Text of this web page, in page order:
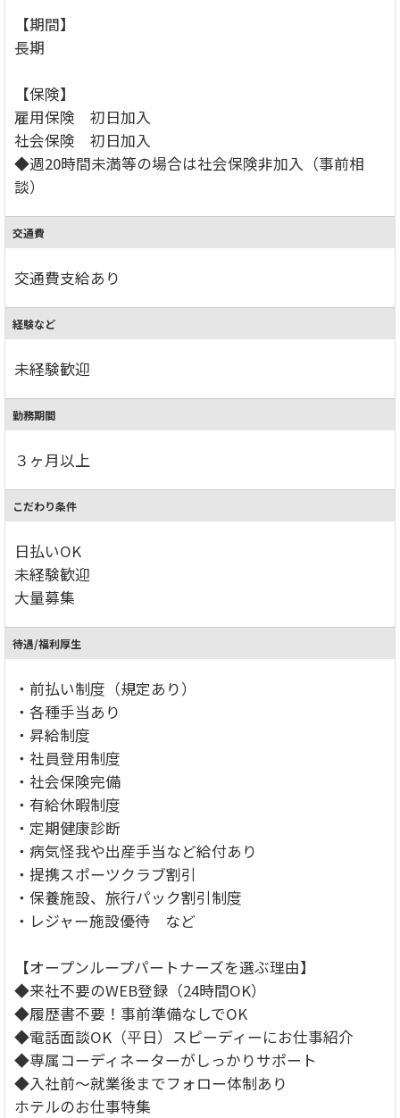
【期間】
長期
【保険】
雇用保険 初日加入
社会保険 初日加入
◆週20時間未満等の場合は社会保険非加入（事前相
談）
交通費
交通費支給あり
経験など
未経験歓迎
勤務期間
３ヶ月以上
こだわり条件
日払いOK
未経験歓迎
大量募集
待遇/福利厚生
・前払い制度（規定あり）
・各種手当あり
・昇給制度
・社員登用制度
・社会保険完備
・有給休暇制度
・定期健康診断
・病気怪我や出産手当など給付あり
・提携スポーツクラブ割引
・保養施設、旅行パック割引制度
・レジャー施設優待 など
【オープンループパートナーズを選ぶ理由】
◆来社不要のWEB登録（24時間OK）
◆履歴書不要！事前準備なしでOK
◆電話面談OK（平日）スピーディーにお仕事紹介
◆専属コーディネーターがしっかりサポート
◆入社前～就業後までフォロー体制あり
ホテルのお仕事特集